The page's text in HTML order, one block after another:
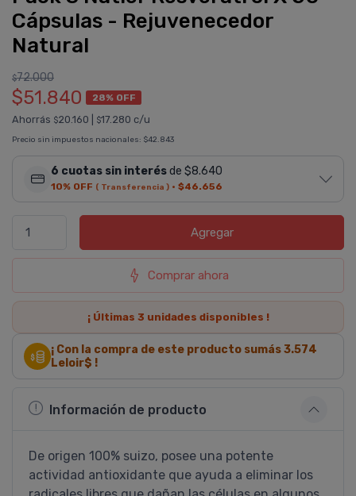
Cápsulas - Rejuvenecedor
Natural
$72.000
$51.840 28% OFF
Ahorrás $20.160 $17.280 c/u
Precio sin impuestos nacionales: $42.843
6 cuotas sin interésde $8.640
10% OFF ( Transferencia ) · $46.656
Agregar
Comprar ahora
¡ Últimas 3 unidades disponibles !
¡ Con la compra de este producto sumás3.574
Leloir$ !
Información de producto
De origen 100% suizo, posee una potente
actividad antioxidante que ayuda a eliminar los